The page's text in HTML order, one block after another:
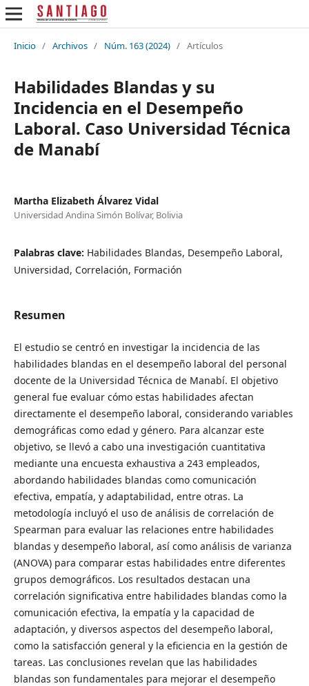
Inicio / Archivos / Núm. 163 (2024) / Artículos
Habilidades Blandas y su
Incidencia en el Desempeño
Laboral. Caso Universidad Técnica
de Manabí
Martha Elizabeth Álvarez Vidal
Universidad Andina Simón Bolívar, Bolivia
Palabras clave: Habilidades Blandas, Desempeño Laboral,
Universidad, Correlación, Formación
Resumen
El estudio se centró en investigar la incidencia de las
habilidades blandas en el desempeño laboral del personal
docente de la Universidad Técnica de Manabí. El objetivo
general fue evaluar cómo estas habilidades afectan
directamente el desempeño laboral, considerando variables
demográficas como edad y género. Para alcanzar este
objetivo, se llevó a cabo una investigación cuantitativa
mediante una encuesta exhaustiva a 243 empleados,
abordando habilidades blandas como comunicación
efectiva, empatía, y adaptabilidad, entre otras. La
metodología incluyó el uso de análisis de correlación de
Spearman para evaluar las relaciones entre habilidades
blandas y desempeño laboral, así como análisis de varianza
(ANOVA) para comparar estas habilidades entre diferentes
grupos demográficos. Los resultados destacan una
correlación significativa entre habilidades blandas como la
comunicación efectiva, la empatía y la capacidad de
adaptación, y diversos aspectos del desempeño laboral,
como la satisfacción general y la eficiencia en la gestión de
tareas. Las conclusiones revelan que las habilidades
blandas son fundamentales para mejorar el desempeño